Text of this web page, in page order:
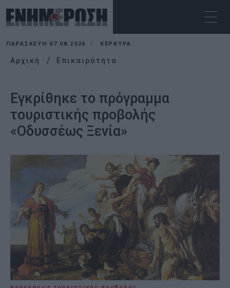
ΠΑΡΑΣΚΕΥΉ 07.08.2026 ΚΕΡΚΥΡΑ
Αρχική Επικαιρότητα
Εγκρίθηκε το πρόγραμμα
τουριστικής προβολής
«Οδυσσέως Ξενία»